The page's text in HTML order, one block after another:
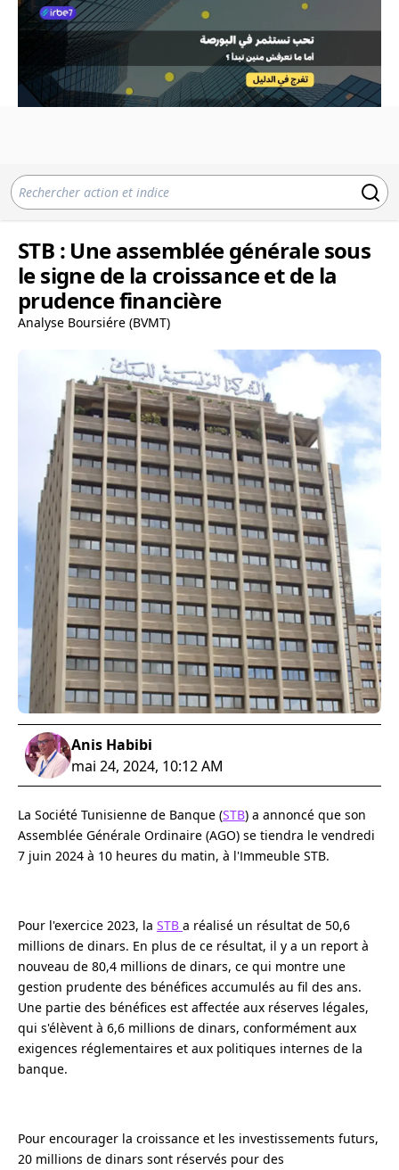
STB : Une assemblée générale sous
le signe de la croissance et de la
prudence financière
Analyse Boursiére (BVMT)
Anis Habibi
mai 24, 2024, 10:12 AM
La Société Tunisienne de Banque (STB) a annoncé que son
Assemblée Générale Ordinaire (AGO) se tiendra le vendredi
7 juin 2024 à 10 heures du matin, à l'Immeuble STB.
Pour l'exercice 2023, la STB a réalisé un résultat de 50,6
millions de dinars. En plus de ce résultat, il y a un report à
nouveau de 80,4 millions de dinars, ce qui montre une
gestion prudente des bénéfices accumulés au fil des ans.
Une partie des bénéfices est affectée aux réserves légales,
qui s'élèvent à 6,6 millions de dinars, conformément aux
exigences réglementaires et aux politiques internes de la
banque.
Pour encourager la croissance et les investissements futurs,
20 millions de dinars sont réservés pour des